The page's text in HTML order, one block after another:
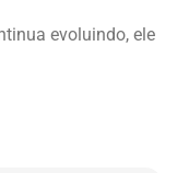
evoluindo, ele